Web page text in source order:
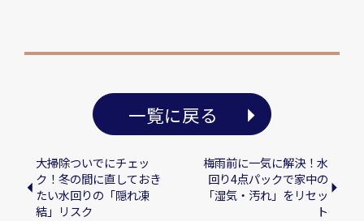
一覧に戻る
大掃除ついでにチェッ
ク！冬の間に直しておき
たい水回りの「隠れ凍
結」リスク
梅雨前に一気に解決！水
回り4点パックで家中の
「湿気・汚れ」をリセッ
ト